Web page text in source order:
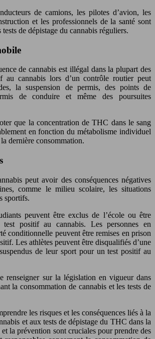
de camions, les pilotes d’avion, les
et les professionnels de la santé sont
de dépistage du cannabis réguliers.
de cannabis est illégal dans la plupart des
au cannabis lors d’un contrôle routier peut
la suspension de permis, des points de
de conduire et même des poursuites
que la concentration de THC dans le sang
en fonction du métabolisme individuel
dernière consommation.
peut avoir des conséquences négatives
comme le milieu scolaire, les situations
sportifs.
peuvent être exclus de l’école ou être
test positif au cannabis. Les personnes en
conditionnelle peuvent être remises en prison
Les athlètes peuvent être disqualifiés d’une
de leur sport pour un test positif au
renseigner sur la législation en vigueur dans
la consommation de cannabis et les tests de
les risques et les conséquences liés à la
et aux tests de dépistage du THC dans la
la prévention sont cruciales pour prendre des